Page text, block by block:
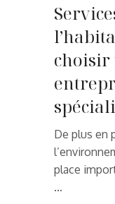
choisir
De plus en
place
…